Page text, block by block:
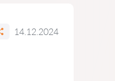
14.12.2024